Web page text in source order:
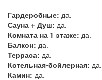
Гардеробные: да.
Сауна + Душ: да.
Комната на 1 этаже: да.
Балкон: да.
Терраса: да.
Котельная-бойлерная: да.
Камин: да.